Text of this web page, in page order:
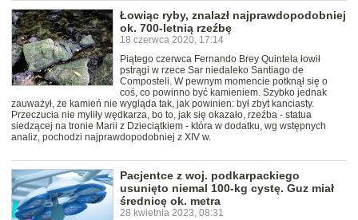
Łowiąc ryby, znalazł najprawdopodobniej
ok. 700-letnią rzeźbę
18 czerwca 2020, 17:14
Piątego czerwca Fernando Brey Quintela łowił
pstrągi w rzece Sar niedaleko Santiago de
Composteli. W pewnym momencie potknął się o
coś, co powinno być kamieniem. Szybko jednak
zauważył, że kamień nie wygląda tak, jak powinien: był zbyt kanciasty.
Przeczucia nie myliły wędkarza, bo to, jak się okazało, rzeźba - statua
siedzącej na tronie Marii z Dzieciątkiem - która w dodatku, wg wstępnych
analiz, pochodzi najprawdopodobniej z XIV w.
Pacjentce z woj. podkarpackiego
usunięto niemal 100-kg cystę. Guz miał
średnicę ok. metra
28 kwietnia 2023, 08:31